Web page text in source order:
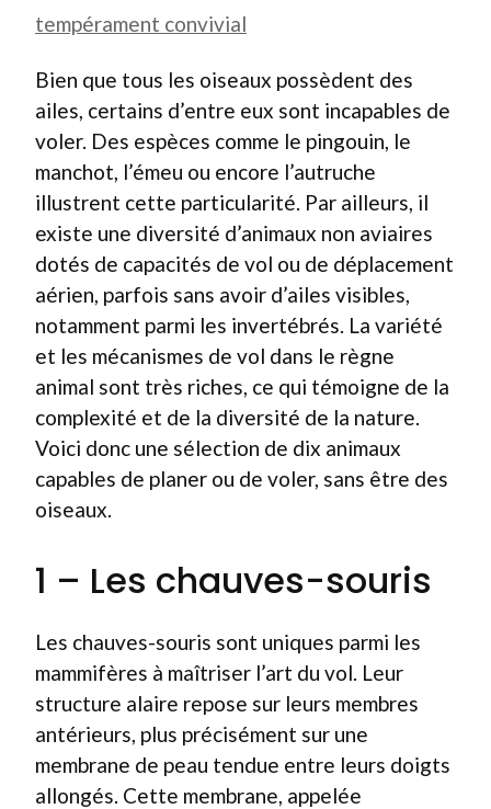
tempérament convivial
Bien que tous les oiseaux possèdent des
ailes, certains d’entre eux sont incapables de
voler. Des espèces comme le pingouin, le
manchot, l’émeu ou encore l’autruche
illustrent cette particularité. Par ailleurs, il
existe une diversité d’animaux non aviaires
dotés de capacités de vol ou de déplacement
aérien, parfois sans avoir d’ailes visibles,
notamment parmi les invertébrés. La variété
et les mécanismes de vol dans le règne
animal sont très riches, ce qui témoigne de la
complexité et de la diversité de la nature.
Voici donc une sélection de dix animaux
capables de planer ou de voler, sans être des
oiseaux.
1 – Les chauves-souris
Les chauves-souris sont uniques parmi les
mammifères à maîtriser l’art du vol. Leur
structure alaire repose sur leurs membres
antérieurs, plus précisément sur une
membrane de peau tendue entre leurs doigts
allongés. Cette membrane, appelée